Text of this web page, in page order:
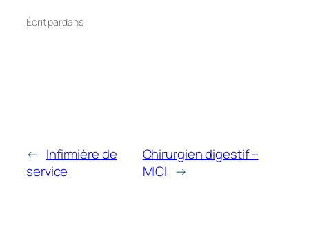
Écrit pardans
← Infirmière de
service
Chirurgien digestif –
MICI →